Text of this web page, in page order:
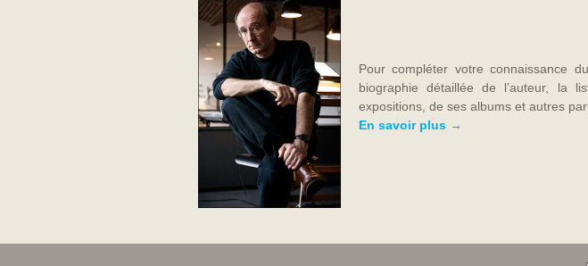
Pour compléter votre connaissance
biographie détaillée de l’auteur, la
expositions, de ses albums et autres
En savoir plus →